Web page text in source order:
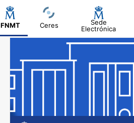
FNMT Ceres
Sede
Electrónica